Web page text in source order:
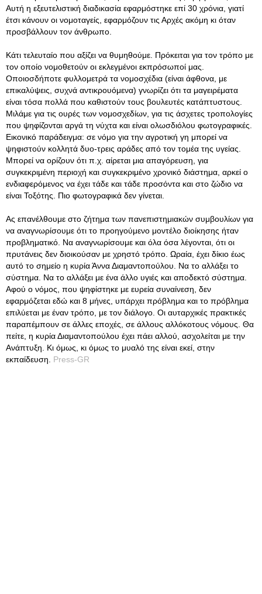
Αυτή η εξευτελιστική διαδικασία εφαρμόστηκε επί 30 χρόνια, γιατί
έτσι κάνουν οι νομοταγείς, εφαρμόζουν τις Αρχές ακόμη κι όταν
προσβάλλουν τον άνθρωπο.
Κάτι τελευταίο που αξίζει να θυμηθούμε. Πρόκειται για τον τρόπο με
τον οποίο νομοθετούν οι εκλεγμένοι εκπρόσωποί μας.
Οποιοσδήποτε φυλλομετρά τα νομοσχέδια (είναι άφθονα, με
επικαλύψεις, συχνά αντικρουόμενα) γνωρίζει ότι τα μαγειρέματα
είναι τόσα πολλά που καθιστούν τους βουλευτές κατάπτυστους.
Μιλάμε για τις ουρές των νομοσχεδίων, για τις άσχετες τροπολογίες
που ψηφίζονται αργά τη νύχτα και είναι ολωσδιόλου φωτογραφικές.
Εικονικό παράδειγμα: σε νόμο για την αγροτική γη μπορεί να
ψηφιστούν κολλητά δυο-τρεις αράδες από τον τομέα της υγείας.
Μπορεί να ορίζουν ότι π.χ. αίρεται μια απαγόρευση, για
συγκεκριμένη περιοχή και συγκεκριμένο χρονικό διάστημα, αρκεί ο
ενδιαφερόμενος να έχει τάδε και τάδε προσόντα και στο ζώδιο να
είναι Τοξότης. Πιο φωτογραφικά δεν γίνεται.
Ας επανέλθουμε στο ζήτημα των πανεπιστημιακών συμβουλίων για
να αναγνωρίσουμε ότι το προηγούμενο μοντέλο διοίκησης ήταν
προβληματικό. Να αναγνωρίσουμε και όλα όσα λέγονται, ότι οι
πρυτάνεις δεν διοικούσαν με χρηστό τρόπο. Ωραία, έχει δίκιο έως
αυτό το σημείο η κυρία Άννα Διαμαντοπούλου. Να το αλλάξει το
σύστημα. Να το αλλάξει με ένα άλλο υγιές και αποδεκτό σύστημα.
Αφού ο νόμος, που ψηφίστηκε με ευρεία συναίνεση, δεν
εφαρμόζεται εδώ και 8 μήνες, υπάρχει πρόβλημα και το πρόβλημα
επιλύεται με έναν τρόπο, με τον διάλογο. Οι αυταρχικές πρακτικές
παραπέμπουν σε άλλες εποχές, σε άλλους αλλόκοτους νόμους. Θα
πείτε, η κυρία Διαμαντοπούλου έχει πάει αλλού, ασχολείται με την
Ανάπτυξη. Κι όμως, κι όμως το μυαλό της είναι εκεί, στην
εκπαίδευση. Press-GR